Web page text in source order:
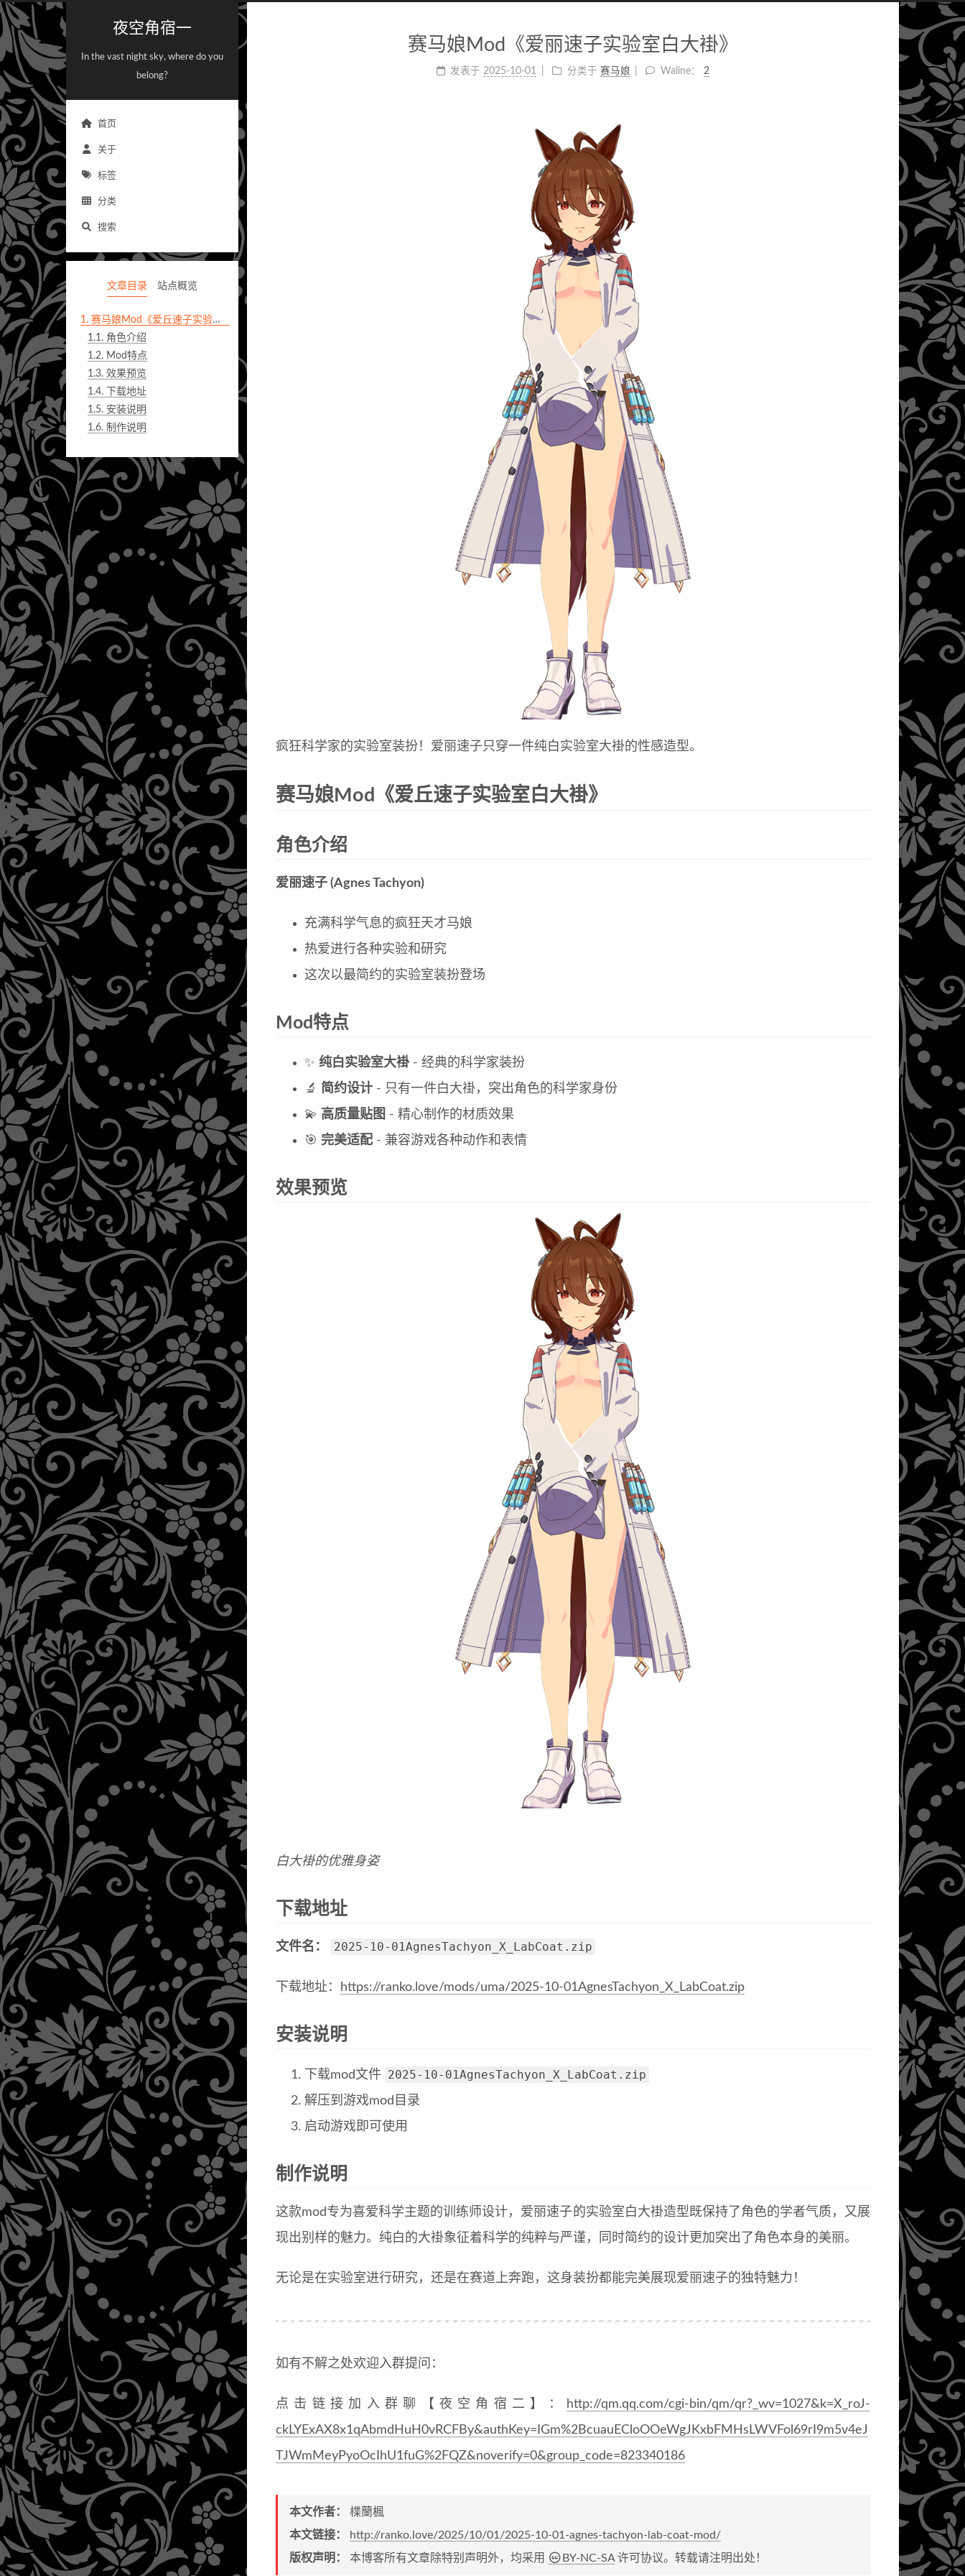
夜空角宿一
In the vast night sky, where do you
belong?
首页
关于
标签
分类
搜索
文章目录 站点概览
1. 赛马娘Mod《爱丘速子实验室白大褂》
1.1. 角色介绍
1.2. Mod特点
1.3. 效果预览
1.4.
下载地址
1.5. 安装说明
1.6. 制作说明
赛马娘Mod《爱丽速子实验室白大褂》
发表于 2025-10-01 分类于 赛马娘 Waline： 2
疯狂科学家的实验室装扮！爱丽速子只穿一件纯白实验室大褂的性感造型。
赛马娘Mod《爱丘速子实验室白大褂》
角色介绍
爱丽速子 (Agnes Tachyon)
充满科学气息的疯狂天才马娘
热爱进行各种实验和研究
这次以最简约的实验室装扮登场
Mod特点
✨ 纯白实验室大褂 - 经典的科学家装扮
🔬 简约设计 - 只有一件白大褂，突出角色的科学家身份
💫 高质量贴图 - 精心制作的材质效果
🎯 完美适配 - 兼容游戏各种动作和表情
效果预览
白大褂的优雅身姿
下载地址
文件名： 2025-10-01AgnesTachyon_X_LabCoat.zip
下载地址： https://ranko.love/mods/uma/2025-10-01AgnesTachyon_X_LabCoat.zip
安装说明
下载mod文件 2025-10-01AgnesTachyon_X_LabCoat.zip
解压到游戏mod目录
启动游戏即可使用
制作说明
这款mod专为喜爱科学主题的训练师设计，爱丽速子的实验室白大褂造型既保持了角色的学者气质，又展
现出别样的魅力。纯白的大褂象征着科学的纯粹与严谨，同时简约的设计更加突出了角色本身的美丽。
无论是在实验室进行研究，还是在赛道上奔跑，这身装扮都能完美展现爱丽速子的独特魅力！
如有不解之处欢迎入群提问：
点击链接加入群聊【夜空角宿二】：
http://qm.qq.com/cgi-bin/qm/qr?_wv=1027&k=X_roJ-
ckLYExAX8x1qAbmdHuH0vRCFBy&authKey=IGm%2BcuauECloOOeWgJKxbFMHsLWVFol69rI9m5v4eJ
TJWmMeyPyoOcIhU1fuG%2FQZ&noverify=0&group_code=823340186
本文作者： 楪蘭楓
本文链接：
http://ranko.love/2025/10/01/2025-10-01-agnes-tachyon-lab-coat-mod/
版权声明： 本博客所有文章除特别声明外，均采用 BY-NC-SA许可协议。转载请注明出处！